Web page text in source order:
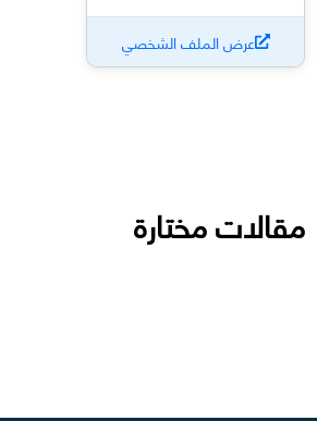
عرض الملف الشخصي
مقالات مختارة